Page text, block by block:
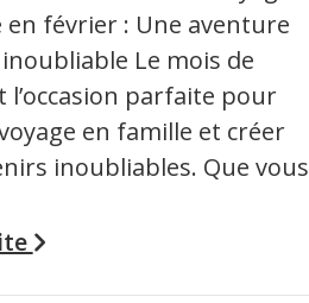
en février : Une aventure
Le mois de
l’occasion parfaite pour
en famille et créer
inoubliables. Que vous